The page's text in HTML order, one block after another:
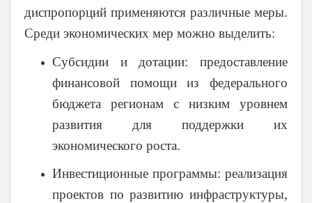
диспропорций применяются различные меры.
Среди экономических мер можно выделить:
Субсидии и дотации: предоставление
финансовой помощи из федерального
бюджета регионам с низким уровнем
развития для поддержки их
экономического роста.
Инвестиционные программы: реализация
проектов по развитию инфраструктуры,